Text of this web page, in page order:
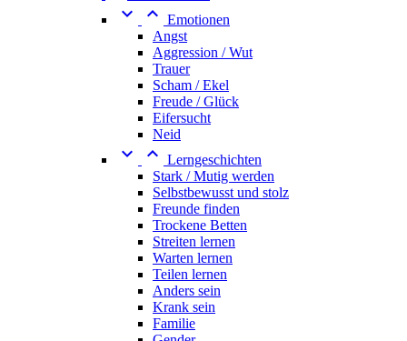
  Emotionen
Angst
Aggression / Wut
Trauer
Scham / Ekel
Freude / Glück
Eifersucht
Neid
  Lerngeschichten
Stark / Mutig werden
Selbstbewusst und stolz
Freunde finden
Trockene Betten
Streiten lernen
Warten lernen
Teilen lernen
Anders sein
Krank sein
Familie